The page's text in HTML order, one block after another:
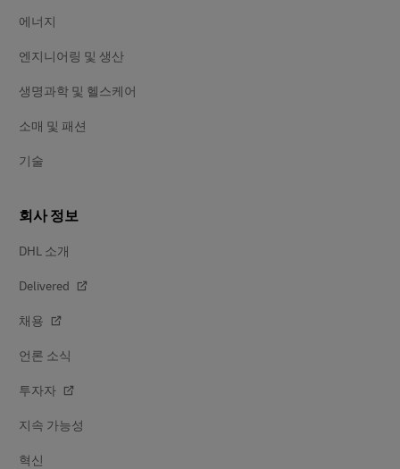
에너지
엔지니어링 및 생산
생명과학 및 헬스케어
소매 및 패션
기술
회사 정보
DHL 소개
Delivered
채용
언론 소식
투자자
지속 가능성
혁신